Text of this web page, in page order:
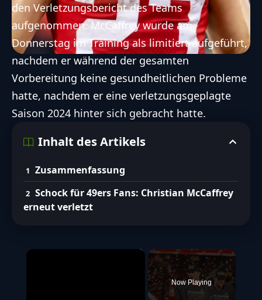
McCaffreys Verletzungshistorie und
deren Auswirkungen auf die Saison
Die Rolle von McCaffrey in San
Franciscos Offensivstrategie
FootballR AI Services für barrierefreien Zugang zu den wichtigsten Football
Inhalten mit Hilfe von KI.Entdecke unsere Richtlinien zum ethischen Umgang mit
den Verletzungsbericht des Teams
aufgenommen. McCaffrey wurde am
Donnerstag im Training als limitiert aufgeführt,
nachdem er während der gesamten
Vorbereitung keine gesundheitlichen Probleme
hatte, nachdem er eine verletzungsgeplagte
Saison 2024 hinter sich gebracht hatte.
Inhalt des Artikels
Zusammenfassung
Schock für 49ers Fans: Christian McCaffrey
erneut verletzt
×
Now Playing